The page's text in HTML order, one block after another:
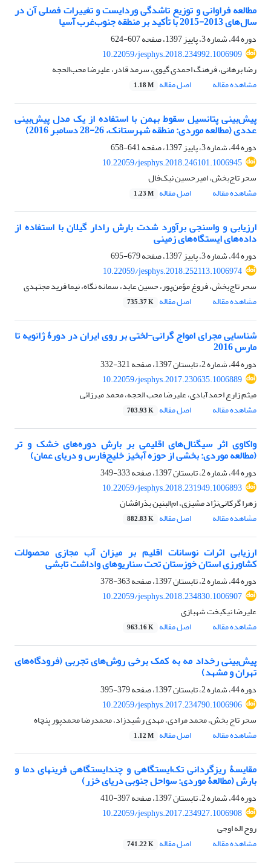
مطالعه فراوانی و توزیع تاشدگی‌ وردایست و تغییرات فصلی آن در
سال‌های 2013-2015 با تأکید بر منطقه جنوب‌غرب آسیا
دوره 44، شماره 3، پاییز 1397، صفحه
607-624
10.22059/jesphys.2018.234992.1006909
رضا برهانی، فرهنگ احمدی گیوی، سرمد قادر، علیرضا محب‌الحجه
مشاهده مقاله
اصل مقاله 1.18 M
پیش‌بینی پتانسیل سقوط بهمن با استفاده از یک مدل پیش‌بینی
عددی (مطالعه موردی: منطقه شهرستانک، 26-28 دسامبر 2016)
دوره 44، شماره 3، پاییز 1397، صفحه
641-658
10.22059/jesphys.2018.246101.1006945
سحر تاج‌بخش، امیرحسین نیک‌فال
مشاهده مقاله
اصل مقاله 1.23 M
ارزیابی و واسنجی برآورد شدت بارش رادار گیلان با استفاده از
داده‌های ایستگاه‌های زمینی
دوره 44، شماره 3، پاییز 1397، صفحه
679-695
10.22059/jesphys.2018.252113.1006974
سحر تاج‌بخش، فروغ مؤمن‌پور، حسین عابد، سمانه نگاه، نیما فرید مجتهدی
مشاهده مقاله
اصل مقاله 735.37 K
شناسایی مجرای امواج گرانی-لختی بر روی ایران در دورۀ ژانویه تا
مارس 2016
دوره 44، شماره 2، تابستان 1397، صفحه
321-332
10.22059/jesphys.2017.230635.1006889
میثم زارع احمدآبادی، علیرضا محب ‌الحجه، محمد میرزائی
مشاهده مقاله
اصل مقاله 703.93 K
واکاوی اثر سیگنال‌های اقلیمی بر بارش دوره‌های خشک و تر
(مطالعه موردی: بخشی از حوزه آبخیز خلیج‌فارس و دریای عمان)
دوره 44، شماره 2، تابستان 1397، صفحه
333-349
10.22059/jesphys.2018.231949.1006893
زهرا گرکانی‌نژاد مشیزی، ام‌البنین بذرافشان
مشاهده مقاله
اصل مقاله 882.83 K
ارزیابی اثرات نوسانات اقلیم بر میزان آب مجازی محصولات
کشاورزی استان خوزستان تحت سناریوهای واداشت تابشی
دوره 44، شماره 2، تابستان 1397، صفحه
363-378
10.22059/jesphys.2018.234830.1006907
علیرضا نیکبخت شهبازی
مشاهده مقاله
اصل مقاله 963.16 K
پیش‌بینی رخداد مه به کمک برخی روش‌های تجربی (فرودگاه‌های
تهران و مشهد)
دوره 44، شماره 2، تابستان 1397، صفحه
379-395
10.22059/jesphys.2017.234790.1006906
سحر تاج بخش، محمد مرادی، مهدی رشیدزاد، محمدرضا محمدپور پنچاه
مشاهده مقاله
اصل مقاله 1.12 M
مقایسۀ ریزگردانی تک‌ایستگاهی و چندایستگاهی فرین‎های دما و
بارش (مطالعۀ موردی: سواحل جنوبی دریای خزر)
دوره 44، شماره 2، تابستان 1397، صفحه
397-410
10.22059/jesphys.2017.234927.1006908
روح اله اوجی
مشاهده مقاله
اصل مقاله 741.22 K